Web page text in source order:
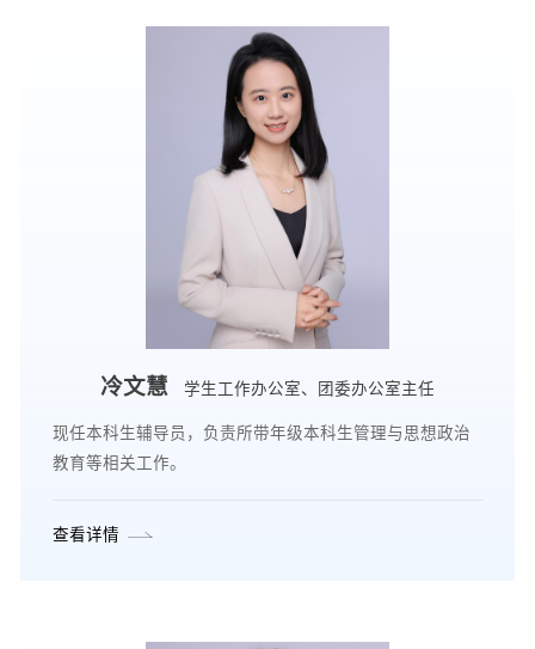
冷文慧 学生工作办公室、团委办公室主任
现任本科生辅导员，负责所带年级本科生管理与思想政治
教育等相关工作。
查看详情